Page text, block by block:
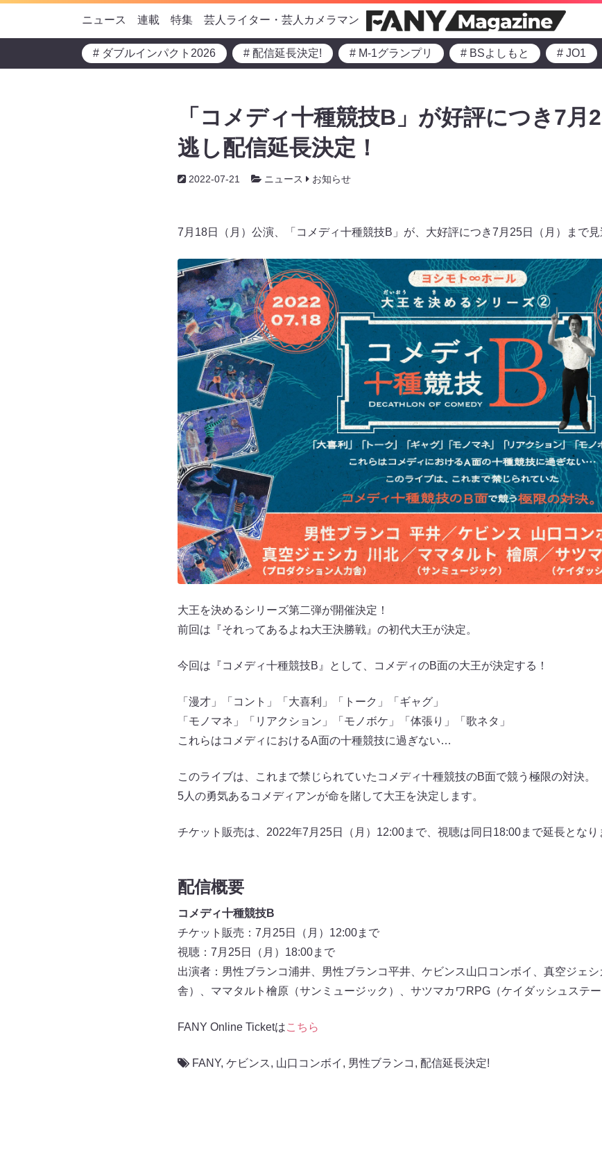
ニュース 連載 特集 芸人ライター・芸人カメラマン
# ダブルインパクト2026 # 配信延長決定! # M-1グランプリ # BSよしもと # JO1
「コメディ十種競技B」が好評につき7月
逃し配信延長決定！
2022-07-21 ニュース お知らせ
7月18日（月）公演、「コメディ十種競技B」が、大好評につき7月25日（月）まで見
大王を決めるシリーズ第二弾が開催決定！
前回は『それってあるよね大王決勝戦』の初代大王が決定。
今回は『コメディ十種競技B』として、コメディのB面の大王が決定する！
「漫才」「コント」「大喜利」「トーク」「ギャグ」
「モノマネ」「リアクション」「モノボケ」「体張り」「歌ネタ」
これらはコメディにおけるA面の十種競技に過ぎない…
このライブは、これまで禁じられていたコメディ十種競技のB面で競う極限の対決。
5人の勇気あるコメディアンが命を賭して大王を決定します。
チケット販売は、2022年7月25日（月）12:00まで、視聴は同日18:00まで延長となり
配信概要
コメディ十種競技B
チケット販売：7月25日（月）12:00まで
視聴：7月25日（月）18:00まで
出演者：男性ブランコ浦井、男性ブランコ平井、ケビンス山口コンボイ、真空ジェ
舎）、ママタルト檜原（サンミュージック）、サツマカワRPG（ケイダッシュステー
FANY Online Ticketはこちら
FANY, ケビンス, 山口コンボイ , 男性ブランコ , 配信延長決定!